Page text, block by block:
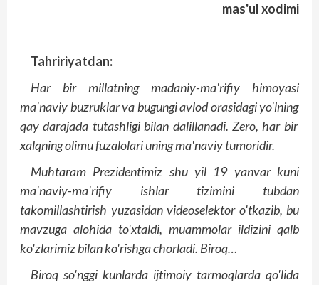
mas'ul xodimi
Tahririyatdan:
Harbirmillatningmadaniy-ma'rifiy himoyasi
ma'naviy buzruk­larva bugungiavlodorasidagiyo'lning
qay darajada tutashligibilan dalillanadi. Zero, har bir
xalqning olimu fuzalolari uning ma'naviy tumoridir.
Muhtaram Prezidentimiz shu yil 19 yanvar kuni
ma'naviy-ma'rifiy ishlar tizimini tubdan
takomillashtirish yuzasidan video­selektor o'tkazib, bu
mavzuga alohida to'xtaldi, muammolar ildizini qalb
ko'zlarimiz bilan ko'rishga chorladi. Biroq…
Biroq so'nggi kunlarda ijtimoiy tarmoqlarda qo'lida